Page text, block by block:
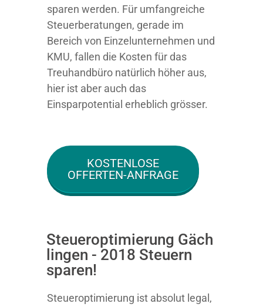
sparen werden. Für umfangreiche
Steuerberatungen, gerade im
Bereich von Einzelunternehmen und
KMU, fallen die Kosten für das
Treuhandbüro natürlich höher aus,
hier ist aber auch das
Einsparpotential erheblich grösser.
KOSTENLOSE
OFFERTEN-ANFRAGE
Steueroptimierung Gäch
lingen - 2018 Steuern
sparen!
Steueroptimierung ist absolut legal,